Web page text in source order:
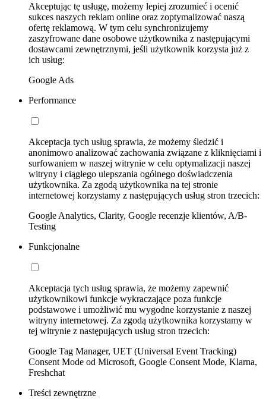
Akceptując tę usługę, możemy lepiej zrozumieć i ocenić
sukces naszych reklam online oraz zoptymalizować naszą
ofertę reklamową. W tym celu synchronizujemy
zaszyfrowane dane osobowe użytkownika z następującymi
dostawcami zewnętrznymi, jeśli użytkownik korzysta już z
ich usług:
Google Ads
Performance
Akceptacja tych usług sprawia, że możemy śledzić i
anonimowo analizować zachowania związane z kliknięciami i
surfowaniem w naszej witrynie w celu optymalizacji naszej
witryny i ciągłego ulepszania ogólnego doświadczenia
użytkownika. Za zgodą użytkownika na tej stronie
internetowej korzystamy z następujących usług stron trzecich:
Google Analytics, Clarity, Google recenzje klientów, A/B-
Testing
Funkcjonalne
Akceptacja tych usług sprawia, że możemy zapewnić
użytkownikowi funkcje wykraczające poza funkcje
podstawowe i umożliwić mu wygodne korzystanie z naszej
witryny internetowej. Za zgodą użytkownika korzystamy w
tej witrynie z następujących usług stron trzecich:
Google Tag Manager, UET (Universal Event Tracking)
Consent Mode od Microsoft, Google Consent Mode, Klarna,
Freshchat
Treści zewnętrzne